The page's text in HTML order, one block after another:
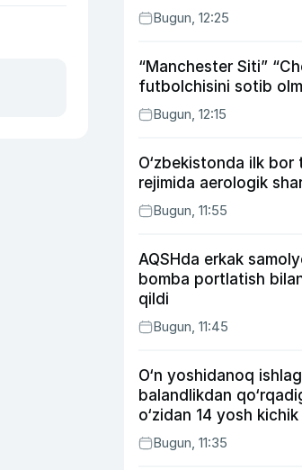
energetika vaziri
Bugun, 12:25
“Manchester Siti”
futbolchisini sotib
Bugun, 12:15
O‘zbekistonda ilk bor
rejimida aerologik
Bugun, 11:55
AQSHda erkak
bomba portlatish
qildi
Bugun, 11:45
O‘n yoshidanoq
balandlikdan
o‘zidan 14 yosh
uylangan Yorqinxo‘ja
34 yoshda
Bugun, 11:35